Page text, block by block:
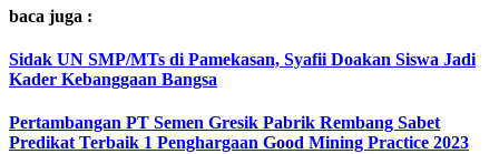
baca juga :
Sidak UN SMP/MTs di Pamekasan, Syafii Doakan Siswa Jadi
Kader Kebanggaan Bangsa
Pertambangan PT Semen Gresik Pabrik Rembang Sabet
Predikat Terbaik 1 Penghargaan Good Mining Practice 2023